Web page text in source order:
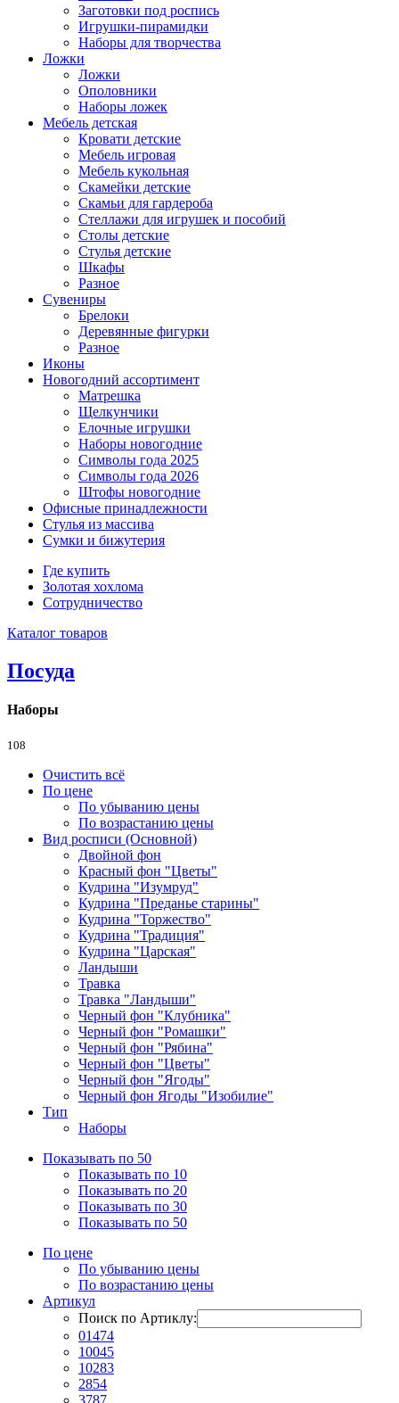
Заготовки под роспись
Игрушки-пирамидки
Наборы для творчества
Ложки
Ложки
Ополовники
Наборы ложек
Мебель детская
Кровати детские
Мебель игровая
Мебель кукольная
Скамейки детские
Скамьи для гардероба
Стеллажи для игрушек и пособий
Столы детские
Стулья детские
Шкафы
Разное
Сувениры
Брелоки
Деревянные фигурки
Разное
Иконы
Новогодний ассортимент
Матрешка
Щелкунчики
Елочные игрушки
Наборы новогодние
Символы года 2025
Символы года 2026
Штофы новогодние
Офисные принадлежности
Стулья из массива
Сумки и бижутерия
Где купить
Золотая хохлома
Сотрудничество
Каталог товаров
Посуда
Наборы
108
Очистить всё
По цене
По убыванию цены
По возрастанию цены
Вид росписи (Основной)
Двойной фон
Красный фон "Цветы"
Кудрина "Изумруд"
Кудрина "Преданье старины"
Кудрина "Торжество"
Кудрина "Традиция"
Кудрина "Царская"
Ландыши
Травка
Травка "Ландыши"
Черный фон "Клубника"
Черный фон "Ромашки"
Черный фон "Рябина"
Черный фон "Цветы"
Черный фон "Ягоды"
Черный фон Ягоды "Изобилие"
Тип
Наборы
Показывать по 50
Показывать по 10
Показывать по 20
Показывать по 30
Показывать по 50
По цене
По убыванию цены
По возрастанию цены
Артикул
Поиск по Артиклу:
01474
10045
10283
2854